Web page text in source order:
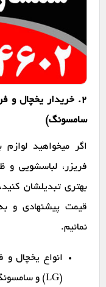
2. خریدار یخچال و
سامسونگ)
اگر میخواهید
فریزر، لباسشویی و
بهتری تبدیلشان کنید،
قیمت پیشنهادی و
نمائیم.
انواع یخچال و
(LG) و سامسونگ (Samsung)